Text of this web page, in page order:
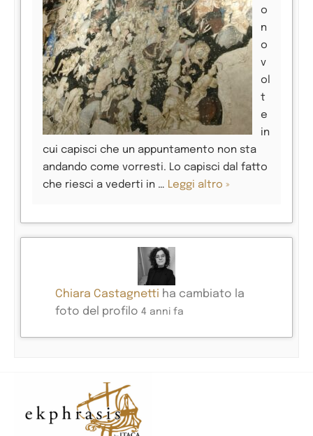
o
n
o
v
ol
t
e
in
cui capisci che un appuntamento non sta
andando come vorresti. Lo capisci dal fatto
che riesci a vederti in … Leggi altro »
Chiara Castagnetti ha cambiato la
foto del profilo4 anni fa